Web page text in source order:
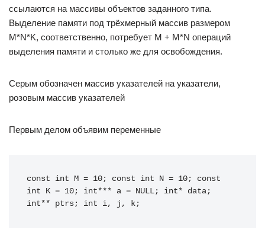
ссылаются на массивы объектов заданного типа.
Выделение памяти под трёхмерный массив размером
M*N*K, соответственно, потребует M + M*N операций
выделения памяти и столько же для освобождения.
Серым обозначен массив указателей на указатели,
розовым массив указателей
Первым делом объявим переменные
const int M = 10; const int N = 10; const
int K = 10; int*** a = NULL; int* data;
int** ptrs; int i, j, k;